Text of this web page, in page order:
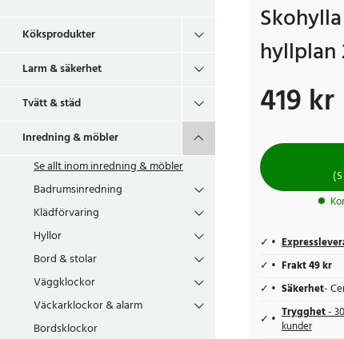
Köksprodukter
Larm & säkerhet
Tvätt & städ
Inredning & möbler
Se allt inominredning & möbler
Badrumsinredning
Klädförvaring
Hyllor
Bord & stolar
Väggklockor
Väckarklockor & alarm
Bordsklockor
hyllplan
Pris:419 kr
419 kr
(
Frakt 49 kr
Säkerhet-
Trygghet-
kunder